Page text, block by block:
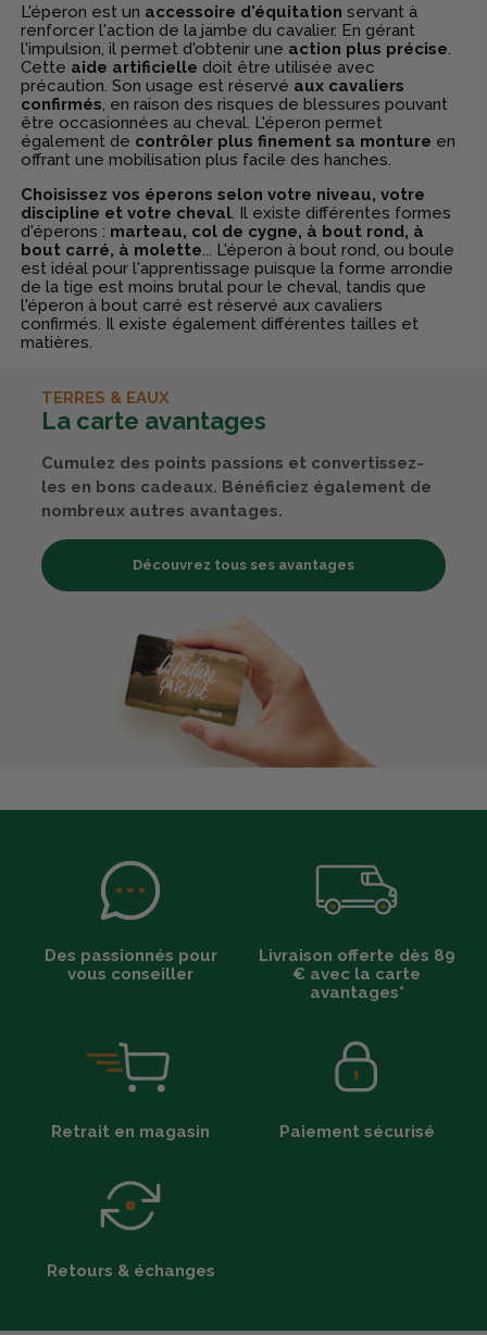
L'éperon est un accessoire d'équitation servant à
renforcer l'action de la jambe du cavalier. En gérant
l'impulsion, il permet d'obtenir une action plus précise
Cette aide artificielle doit être utilisée avec
précaution. Son usage est réservé aux cavaliers
confirmés , en raison des risques de blessures pouvant
être occasionnées au cheval. L'éperon permet
également de contrôler plus finement sa monture en
offrant une mobilisation plus facile des hanches.
Choisissez vos éperons selon votre niveau, votre
discipline et votre cheval . Il existe différentes formes
d'éperons : marteau, col de cygne, à bout rond, à
bout carré, à molette ... L'éperon à bout rond, ou boule
est idéal pour l'apprentissage puisque la forme arrondie
de la tige est moins brutal pour le cheval, tandis que
l'éperon à bout carré est réservé aux cavaliers
confirmés. Il existe également différentes tailles et
matières.
TERRES & EAUX
La carte avantages
Cumulez des points passions et convertissez-
les en bons cadeaux. Bénéficiez également de
nombreux autres avantages.
Découvrez tous ses avantages
Des passionnés pour
vous conseiller
Livraison offerte dès 89
€ avec la carte
avantages*
Retrait en magasin Paiement sécurisé
Retours & échanges